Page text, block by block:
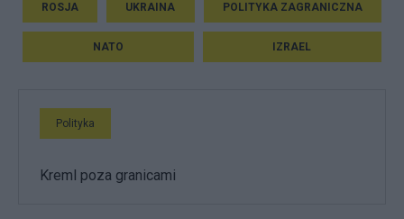
ROSJA UKRAINA POLITYKA ZAGRANICZNA
NATO IZRAEL
Polityka
Kreml poza granicami